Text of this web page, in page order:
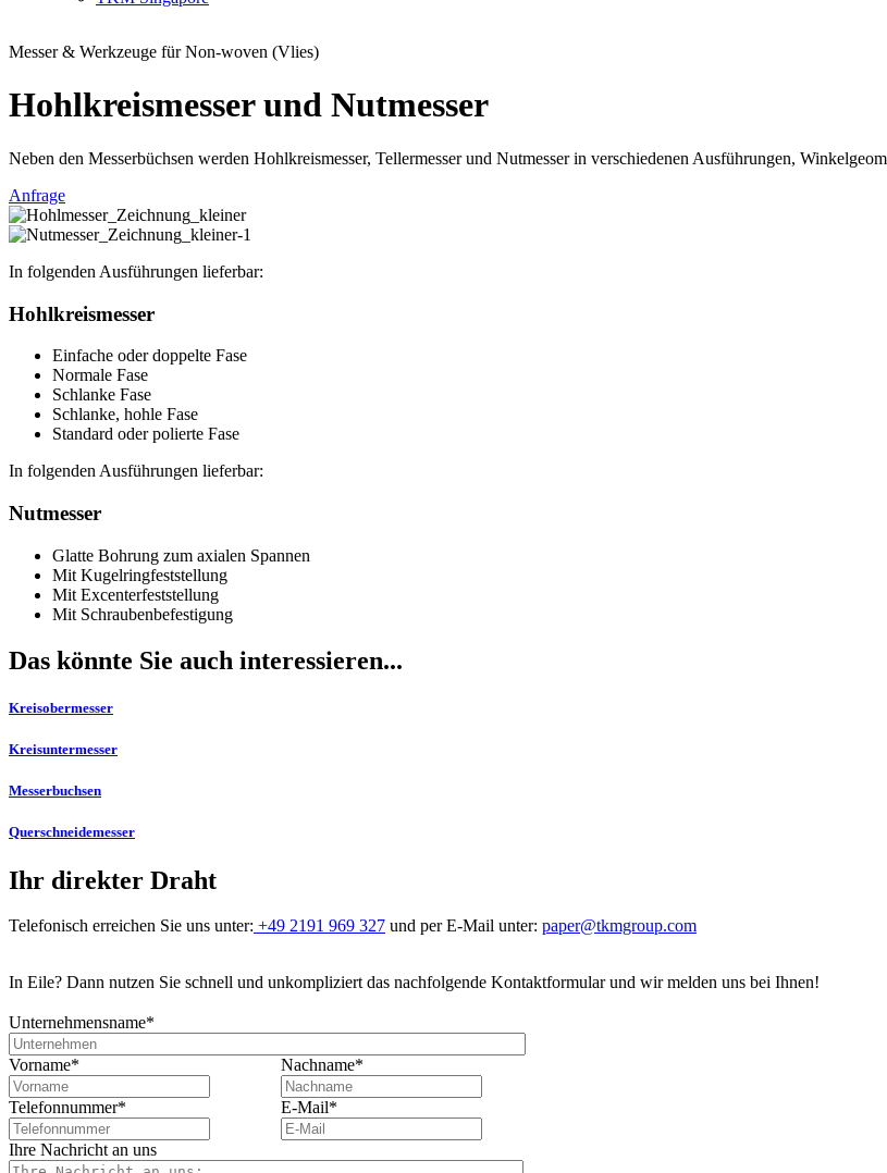
Messer & Werkzeuge für Non-woven (Vlies)
Hohlkreismesser und Nutmesser
Neben den Messerbüchsen werden Hohlkreismesser, Tellermesser und Nutmesser in verschiedenen Ausführungen,
Anfrage
In folgenden Ausführungen lieferbar:
Hohlkreismesser
Einfache oder doppelte Fase
Normale Fase
Schlanke Fase
Schlanke, hohle Fase
Standard oder polierte Fase
In folgenden Ausführungen lieferbar:
Nutmesser
Glatte Bohrung zum axialen Spannen
Mit Kugelringfeststellung
Mit Excenterfeststellung
Mit Schraubenbefestigung
Das könnte Sie auch interessieren...
Kreisobermesser
Kreisuntermesser
Messerbuchsen
Querschneidemesser
Ihr direkter Draht
Telefonisch erreichen Sie uns unter: +49 2191 969 327 und per E-Mail unter: paper@tkmgroup.com
In Eile? Dann nutzen Sie schnell und unkompliziert das nachfolgende Kontaktformular und wir melden uns bei Ihnen!
Unternehmensname*
Vorname* Nachname*
Telefonnummer* E-Mail*
Ihre Nachricht an uns